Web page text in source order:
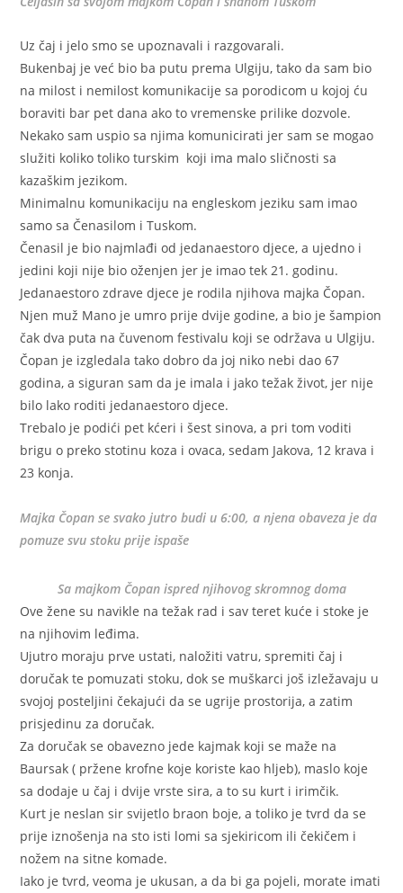
Uz čaj i jelo smo se upoznavali i razgovarali.
Bukenbaj je već bio ba putu prema Ulgiju, tako da sam bio
na milost i nemilost komunikacije sa porodicom u kojoj ću
boraviti bar pet dana ako to vremenske prilike dozvole.
Nekako sam uspio sa njima komunicirati jer sam se mogao
služiti koliko toliko turskim koji ima malo sličnosti sa
kazaškim jezikom.
Minimalnu komunikaciju na engleskom jeziku sam imao
samo sa Čenasilom i Tuskom.
Čenasil je bio najmlađi od jedanaestoro djece, a ujedno i
jedini koji nije bio oženjen jer je imao tek 21. godinu.
Jedanaestoro zdrave djece je rodila njihova majka Čopan.
Njen muž Mano je umro prije dvije godine, a bio je šampion
čak dva puta na čuvenom festivalu koji se održava u Ulgiju.
Čopan je izgledala tako dobro da joj niko nebi dao 67
godina, a siguran sam da je imala i jako težak život, jer nije
bilo lako roditi jedanaestoro djece.
Trebalo je podići pet kćeri i šest sinova, a pri tom voditi
brigu o preko stotinu koza i ovaca, sedam Jakova, 12 krava i
23 konja.
Majka Čopan se svako jutro budi u 6:00, a njena obaveza je da
pomuze svu stoku prije ispaše
Sa majkom Čopan ispred njihovog skromnog doma
Ove žene su navikle na težak rad i sav teret kuće i stoke je
na njihovim leđima.
Ujutro moraju prve ustati, naložiti vatru, spremiti čaj i
doručak te pomuzati stoku, dok se muškarci još izležavaju u
svojoj posteljini čekajući da se ugrije prostorija, a zatim
prisjedinu za doručak.
Za doručak se obavezno jede kajmak koji se maže na
Baursak ( pržene krofne koje koriste kao hljeb), maslo koje
sa dodaje u čaj i dvije vrste sira, a to su kurt i irimčik.
Kurt je neslan sir svijetlo braon boje, a toliko je tvrd da se
prije iznošenja na sto isti lomi sa sjekiricom ili čekičem i
nožem na sitne komade.
Iako je tvrd, veoma je ukusan, a da bi ga pojeli, morate imati